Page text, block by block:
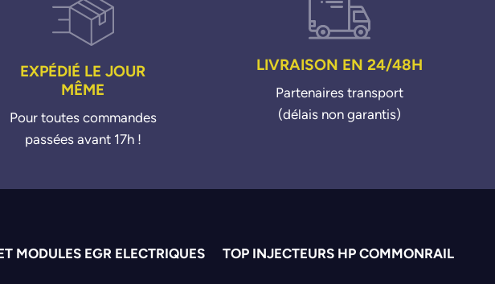
EXPÉDIÉ LE JOUR
MÊME
Pour toutes commandes
passées avant 17h !
LIVRAISON EN 24/48H
Partenaires transport
(délais non garantis)
MODULES EGR ELECTRIQUES TOP INJECTEURS HP COMMONRAIL